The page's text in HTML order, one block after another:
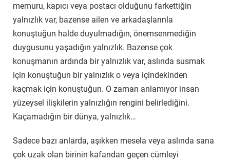
memuru, kapıcı veya postacı olduğunu farkettiğin
yalnızlık var, bazense ailen ve arkadaşlarınla
konuştuğun halde duyulmadığın, önemsenmediğin
duygusunu yaşadığın yalnızlık. Bazense çok
konuşmanın ardında bir yalnızlık var, aslında susmak
için konuştuğun bir yalnızlık o veya içindekinden
kaçmak için konuştuğun. O zaman anlamıyor insan
yüzeysel ilişkilerin yalnızlığın rengini belirlediğini.
Kaçamadığın bir dünya, yalnızlık…
Sadece bazı anlarda, aşıkken mesela veya aslında sana
çok uzak olan birinin kafandan geçen cümleyi